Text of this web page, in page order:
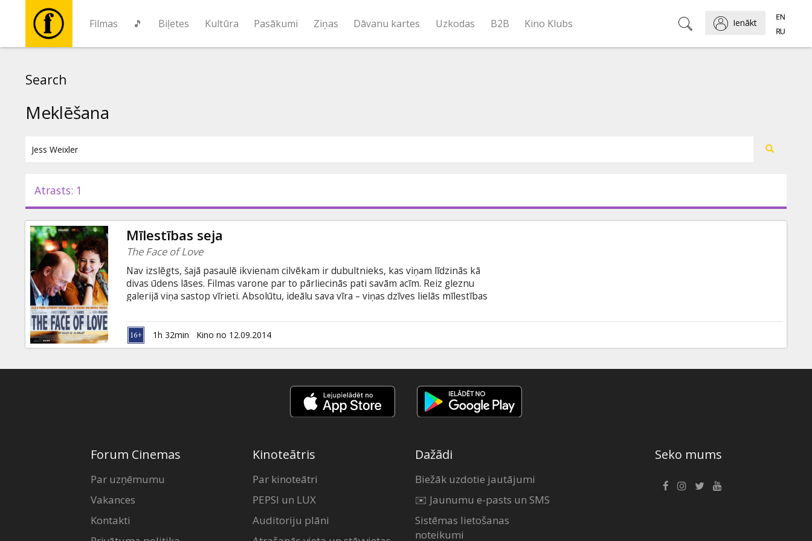
Filmas 🎵 Biļetes Kultūra Pasākumi Ziņas Dāvanu kartes Uzkodas B2B Kino Klubs Ienākt
Pasākumi
Ziņas
Dāvanu
kartes
Uzkodas
B2B
Search
Meklēšana
Atrasts: 1
Mīlestības seja
The Face of Love
Nav izslēgts, šajā pasaulē ikvienam cilvēkam ir dubultnieks, kas viņam līdzinās kā
divas ūdens lāses. Filmas varone par to pārliecinās pati savām acīm. Reiz gleznu
galerijā viņa sastop vīrieti. Absolūtu, ideālu sava vīra – viņas dzīves lielās mīlestības
auglis? Pašapmāns? Nē, dzīvs cilvēks, ar kuru satuvināties šķiet ne mazāk svarīgi
kā elpot. Iespējams, lai atgūtu sava mūžā mīlestību.Iespējams,lai atkal justos dzīva.
Viņā mājo tikpat spēcīgas šaubas un iekšēja svārstīšanās, cik izlēmīga ir viņas
1h 32min Kino no 12.09.2014
Forum Cinemas
Par uzņēmumu
Vakances
Kontakti
Kinoteātris
Par kinoteātri
PEPSI un LUX
Auditoriju plāni
Dažādi
Biežāk uzdotie jautājumi
✉️ Jaunumu e-pasts un SMS
Sistēmas lietošanas
noteikumi
Seko mums